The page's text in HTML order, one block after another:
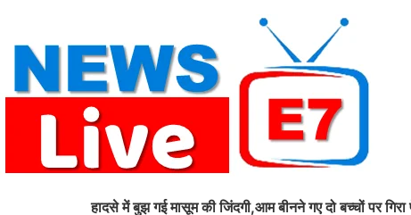
content
हादसे में बुझ गई मासूम की जिंदगी,आम बीनने गए दो बच्चों पर